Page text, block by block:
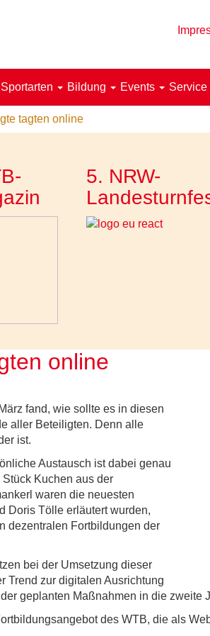
Sportarten Bildung Events Service
tagten online
5. NRW-
online
fand, wie sollte es in diesen
aller Beteiligten. Denn alle
ist.
Austausch ist dabei genau
Kuchen aus der
waren die neuesten
Doris Tölle erläutert wurden,
dezentralen Fortbildungen der
bei der Umsetzung dieser
Trend zur digitalen Ausrichtung
geplanten Maßnahmen in die zweite
des WTB, die als